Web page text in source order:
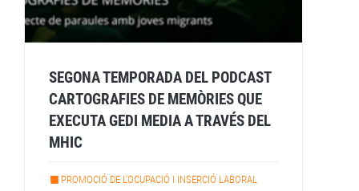
SEGONA TEMPORADA DEL PODCAST
CARTOGRAFIES DE MEMÒRIES QUE
EXECUTA GEDI MEDIA A TRAVÉS DEL
MHIC
PROMOCIÓ DE L'OCUPACIÓ I INSERCIÓ LABORAL